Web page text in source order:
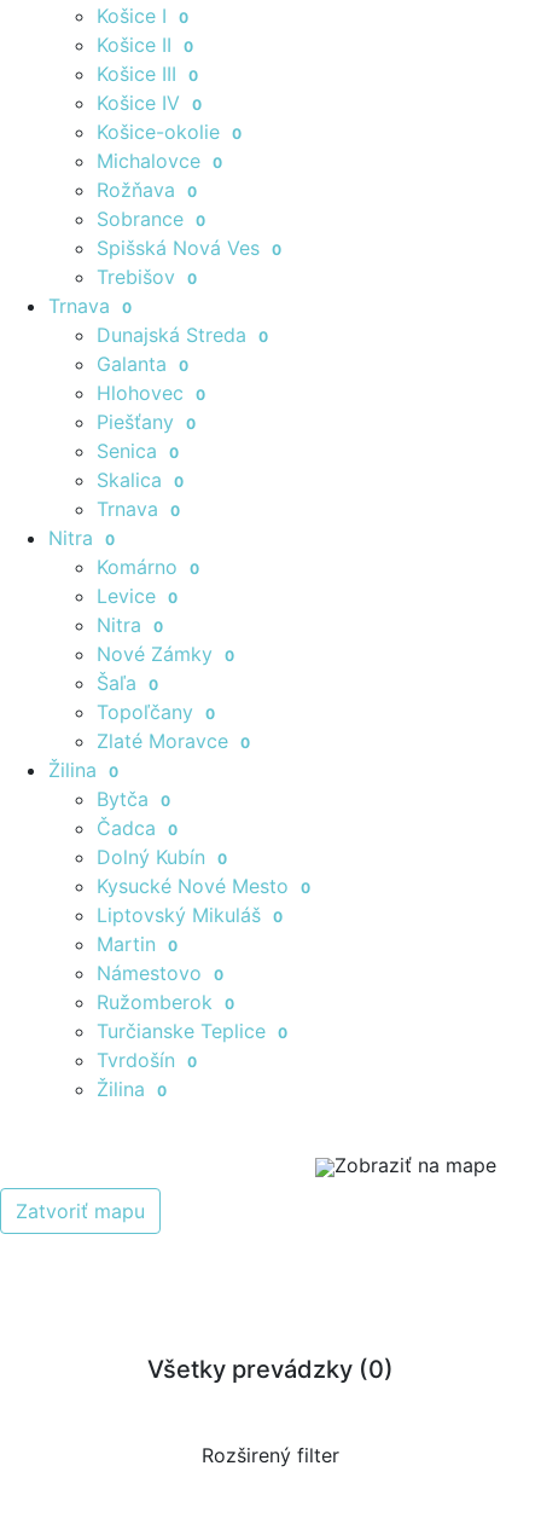
Košice I 0
Košice II 0
Košice III 0
Košice IV 0
Košice-okolie 0
Michalovce 0
Rožňava 0
Sobrance 0
Spišská Nová Ves 0
Trebišov 0
Trnava 0
Dunajská Streda 0
Galanta 0
Hlohovec 0
Piešťany 0
Senica 0
Skalica 0
Trnava 0
Nitra 0
Komárno 0
Levice 0
Nitra 0
Nové Zámky 0
Šaľa 0
Topoľčany 0
Zlaté Moravce 0
Žilina 0
Bytča 0
Čadca 0
Dolný Kubín 0
Kysucké Nové Mesto 0
Liptovský Mikuláš 0
Martin 0
Námestovo 0
Ružomberok 0
Turčianske Teplice 0
Tvrdošín 0
Žilina 0
Zobraziť na mape
Zatvoriť mapu
Všetky prevádzky (0)
Rozširený filter